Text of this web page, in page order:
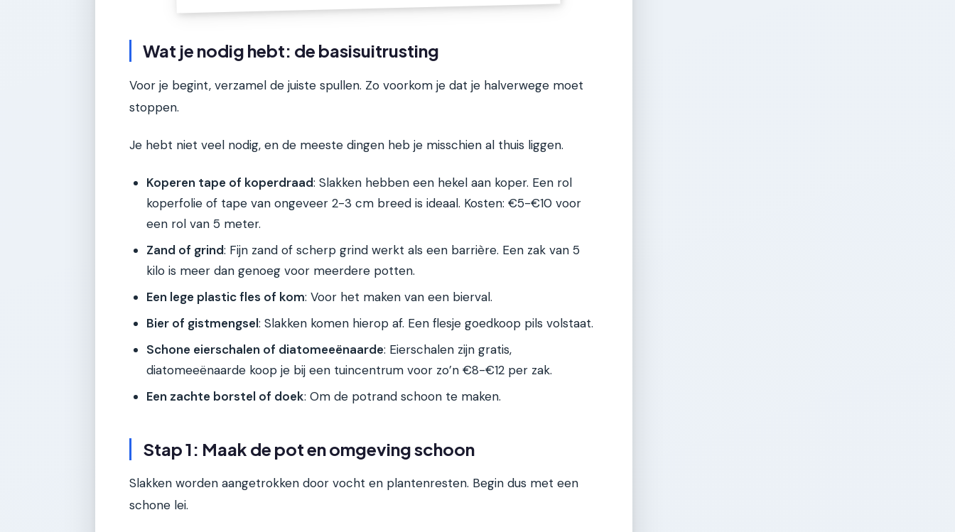
Wat je nodig hebt: de basisuitrusting
Voor je begint, verzamel de juiste spullen. Zo voorkom je dat je halverwege moet
stoppen.
Je hebt niet veel nodig, en de meeste dingen heb je misschien al thuis liggen.
Koperen tape of koperdraad: Slakken hebben een hekel aan koper. Een rol
koperfolie of tape van ongeveer 2-3 cm breed is ideaal. Kosten: €5-€10 voor
een rol van 5 meter.
Zand of grind: Fijn zand of scherp grind werkt als een barrière. Een zak van 5
kilo is meer dan genoeg voor meerdere potten.
Een lege plastic fles of kom: Voor het maken van een bierval.
Bier of gistmengsel: Slakken komen hierop af. Een flesje goedkoop pils volstaat.
Schone eierschalen of diatomeeënaarde: Eierschalen zijn gratis,
diatomeeënaarde koop je bij een tuincentrum voor zo’n €8-€12 per zak.
Een zachte borstel of doek: Om de potrand schoon te maken.
Stap 1: Maak de pot en omgeving schoon
Slakken worden aangetrokken door vocht en plantenresten. Begin dus met een
schone lei.